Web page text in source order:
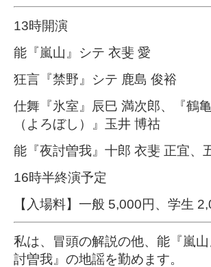
13時開演
能『嵐山』シテ 衣斐 愛
狂言『禁野』シテ 鹿島 俊裕
仕舞『氷室』辰巳 満次郎、『鶴
（よろぼし）』玉井 博祜
能『夜討曽我』十郎 衣斐 正宜、
16時半終演予定
【入場料】一般 5,000円、学生
私は、冒頭の解説の他、能『嵐
討曽我』の地謡を勤めます。